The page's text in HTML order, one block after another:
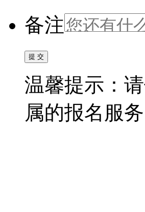
备注
温馨提示：
属的报名服务